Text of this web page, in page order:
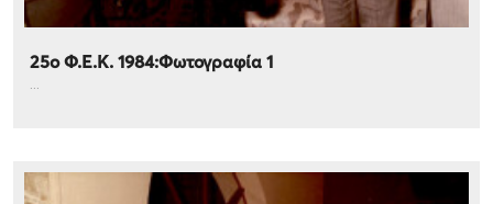
25ο Φ.Ε.Κ. 1984:Φωτογραφία 1
...